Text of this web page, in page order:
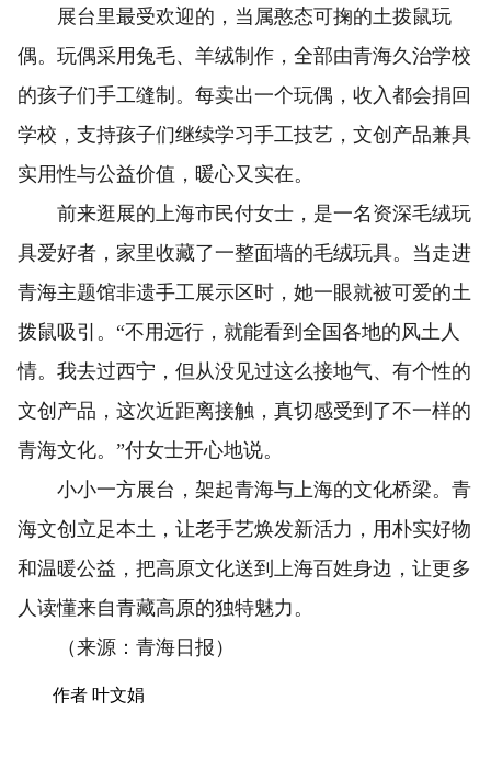
展台里最受欢迎的，当属憨态可掬的土拨鼠玩
偶。玩偶采用兔毛、羊绒制作，全部由青海久治学校
的孩子们手工缝制。每卖出一个玩偶，收入都会捐回
学校，支持孩子们继续学习手工技艺，文创产品兼具
实用性与公益价值，暖心又实在。
前来逛展的上海市民付女士，是一名资深毛绒玩
具爱好者，家里收藏了一整面墙的毛绒玩具。当走进
青海主题馆非遗手工展示区时，她一眼就被可爱的土
拨鼠吸引。“不用远行，就能看到全国各地的风土人
情。我去过西宁，但从没见过这么接地气、有个性的
文创产品，这次近距离接触，真切感受到了不一样的
青海文化。”付女士开心地说。
小小一方展台，架起青海与上海的文化桥梁。青
海文创立足本土，让老手艺焕发新活力，用朴实好物
和温暖公益，把高原文化送到上海百姓身边，让更多
人读懂来自青藏高原的独特魅力。
（来源：青海日报）
作者 叶文娟